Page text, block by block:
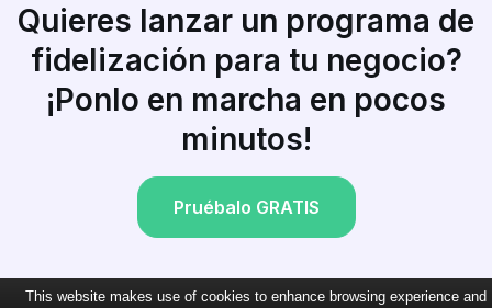
Quieres lanzar un programa de
fidelización para tu negocio?
¡Ponlo en marcha en pocos
minutos!
Pruébalo GRATIS
This website makes use of cookies to enhance browsing experience and